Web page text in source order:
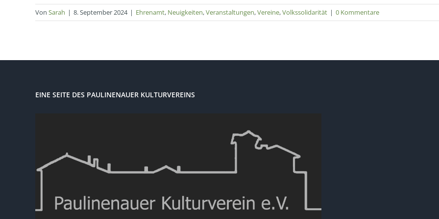
Von Sarah | 8. September 2024 | Ehrenamt, Neuigkeiten,Veranstaltungen,Vereine,Volkssolidarität | 0 Kommentare
EINE SEITE DES PAULINENAUER KULTURVEREINS